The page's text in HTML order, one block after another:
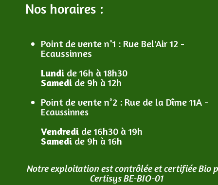
Nos horaires :
Point de vente n°1 : Rue Bel'Air 12 -
Ecaussinnes
Lundi de 16h à 18h30
Samedi de 9h à 12h
Point de vente n°2 : Rue de la Dîme 11A -
Ecaussinnes
Vendredi de 16h30 à 19h
Samedi de 9h à 16h
Notre exploitation est contrôlée et certifiée Bio
Certisys BE-BIO-01